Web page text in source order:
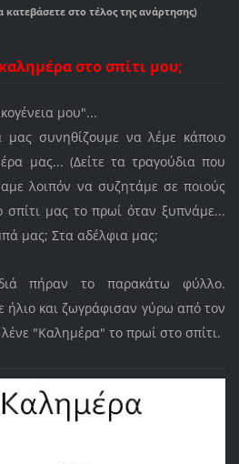
στο τέλος της ανάρτησης)
στο σπίτι μου;
μου"...
συνηθίζουμε να λέμε κάποιο
μας... (Δείτε τα τραγούδια που
λοιπόν να συζητάμε σε ποιούς
σπίτι μας το πρωί όταν ξυπνάμε...
μας; Στα αδέλφια μας;
πήραν το παρακάτω φύλλο.
ήλιο και ζωγράφισαν γύρω από τον
"Καλημέρα" το πρωί στο σπίτι.